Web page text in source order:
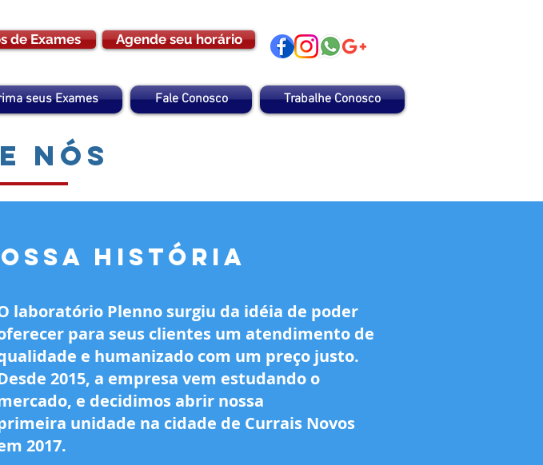
de Exames Agende seu horário
seus Exames Fale Conosco Trabalhe Conosco
nós
história
laboratório Plenno surgiu da idéia de poder
para seus clientes um atendimento de
e humanizado com um preço justo.
2015, a empresa vem estudando o
e decidimos abrir nossa
unidade na cidade de Currais Novos
2017.